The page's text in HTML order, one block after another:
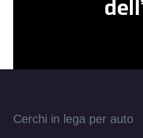
Cerchi in lega per auto